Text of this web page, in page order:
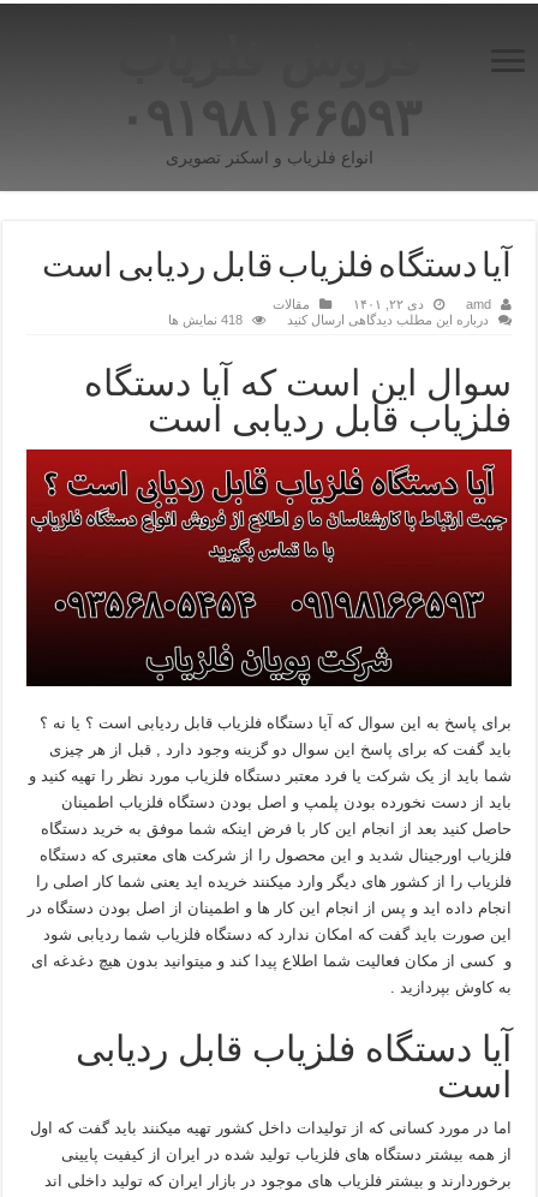
۰۹۱۹۸۱۶۶۵۹۳
انواع فلزیاب و اسکنر تصویری
آیا دستگاه فلزیاب قابل ردیابی است
amd دی ۲۲, ۱۴۰۱
مقالات
درباره این مطلب دیدگاهی ارسال کنید
418 نمایش ها
سوال این است که آیا دستگاه
فلزیاب قابل ردیابی است
برای پاسخ به این سوال که آیا دستگاه فلزیاب قابل ردیابی است ؟ یا نه ؟
باید گفت که برای پاسخ این سوال دو گزینه وجود دارد , قبل از هر چیزی
شما باید از یک شرکت یا فرد معتبر دستگاه فلزیاب مورد نظر را تهیه کنید و
باید از دست نخورده بودن پلمپ و اصل بودن دستگاه فلزیاب اطمینان
حاصل کنید بعد از انجام این کار با فرض اینکه شما موفق به خرید دستگاه
فلزیاب اورجینال شدید و این محصول را از شرکت های معتبری که دستگاه
فلزیاب را از کشور های دیگر وارد میکنند خریده اید یعنی شما کار اصلی را
انجام داده اید و پس از انجام این کار ها و اطمینان از اصل بودن دستگاه در
این صورت باید گفت که امکان ندارد که دستگاه فلزیاب شما ردیابی شود
و کسی از مکان فعالیت شما اطلاع پیدا کند و میتوانید بدون هیچ دغدغه ای
به کاوش بپردازید .
آیا دستگاه فلزیاب قابل ردیابی
است
اما در مورد کسانی که از تولیدات داخل کشور تهیه میکنند باید گفت که اول
از همه بیشتر دستگاه های فلزیاب تولید شده در ایران از کیفیت پایینی
برخوردارند و بیشتر فلزیاب های موجود در بازار ایران که تولید داخلی اند